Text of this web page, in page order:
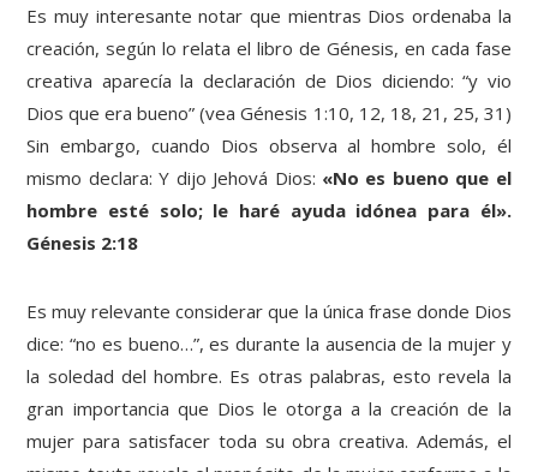
Es muy interesante notar que mientras Dios ordenaba la
creación, según lo relata el libro de Génesis, en cada fase
creativa aparecía la declaración de Dios diciendo: “y vio
Dios que era bueno” (vea Génesis 1:10, 12, 18, 21, 25, 31)
Sin embargo, cuando Dios observa al hombre solo, él
mismo declara: Y dijo Jehová Dios: «No es bueno que el
hombre esté solo; le haré ayuda idónea para él».
Génesis 2:18
Es muy relevante considerar que la única frase donde Dios
dice: “no es bueno…”, es durante la ausencia de la mujer y
la soledad del hombre. Es otras palabras, esto revela la
gran importancia que Dios le otorga a la creación de la
mujer para satisfacer toda su obra creativa. Además, el